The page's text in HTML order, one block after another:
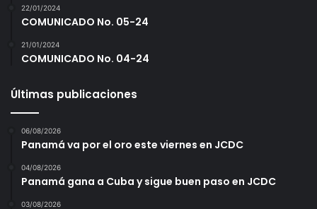
22/01/2024
COMUNICADO No. 05-24
21/01/2024
COMUNICADO No. 04-24
Últimas publicaciones
06/08/2026
Panamá va por el oro este viernes en JCDC
04/08/2026
Panamá gana a Cuba y sigue buen paso en JCDC
03/08/2026